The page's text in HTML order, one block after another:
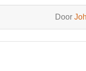
Door